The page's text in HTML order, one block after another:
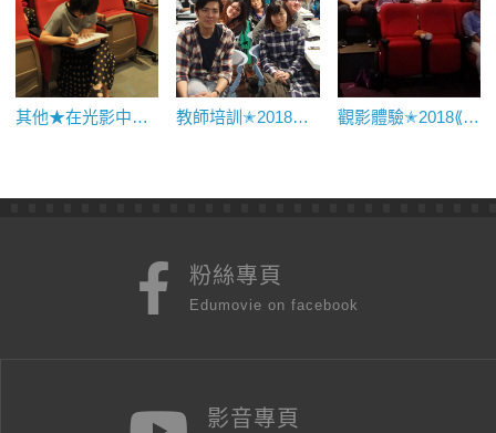
其他★在光影中閱讀──從文學改編電影談高中國文課本小說家 教師培訓✭2018東區共備培訓課程活動側記(一) 觀影體驗✭2018⟪龍門客棧⟫映後座談｜玉里高中
粉絲專頁
Edumovie on facebook
影音專頁